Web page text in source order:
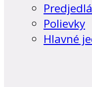
Predjedlá
Polievky
Hlavné